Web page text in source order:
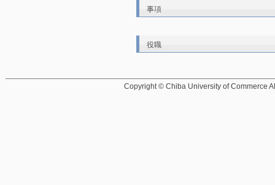
事項
役職